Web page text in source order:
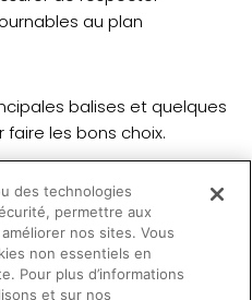
ce qu’il faut savoir
et ophtalmologiques
au plan
balises et quelques
les bons choix.
a new tab)
le guide
des technologies
permettre aux
nos sites. Vous
non essentiels en
Pour plus d’informations
et sur nos